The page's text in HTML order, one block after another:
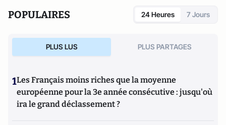
POPULAIRES 24 Heures 7 Jours
PLUS LUS PLUS PARTAGES
1Les Français moins riches que la moyenne
européenne pour la 3e année consécutive : jusqu'où
ira le grand déclassement ?